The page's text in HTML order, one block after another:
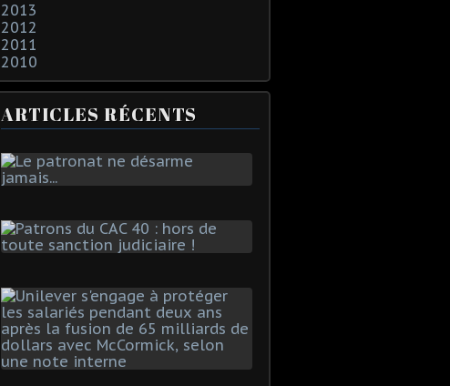
2013
2012
2011
2010
ARTICLES RÉCENTS